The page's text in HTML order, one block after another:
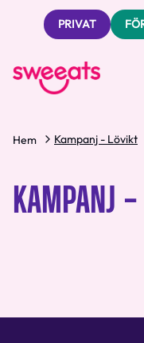
PRIVAT
Hem Kampanj - Lövikt
KAMPANJ